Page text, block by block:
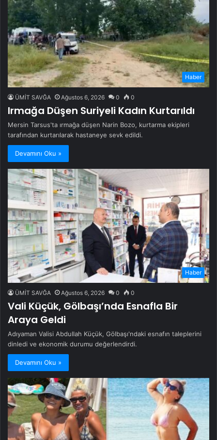
Haber
ÜMİT SAVĞA Ağustos 6, 2026 0 0
Irmağa Düşen Suriyeli Kadın Kurtarıldı
Mersin Tarsus'ta ırmağa düşen Narin Bozo, kurtarma ekipleri
tarafından kurtarılarak hastaneye sevk edildi.
Devamını Oku »
Haber
ÜMİT SAVĞA Ağustos 6, 2026 0 0
Vali Küçük, Gölbaşı’nda Esnafla Bir
Araya Geldi
Adıyaman Valisi Abdullah Küçük, Gölbaşı'ndaki esnafın taleplerini
dinledi ve ekonomik durumu değerlendirdi.
Devamını Oku »